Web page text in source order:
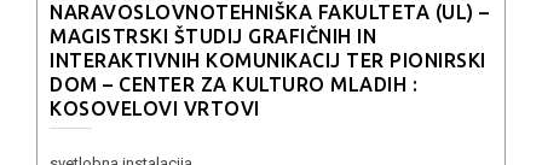
NARAVOSLOVNOTEHNIŠKA FAKULTETA (UL) –
MAGISTRSKI ŠTUDIJ GRAFIČNIH IN
INTERAKTIVNIH KOMUNIKACIJ TER PIONIRSKI
DOM – CENTER ZA KULTURO MLADIH :
KOSOVELOVI VRTOVI